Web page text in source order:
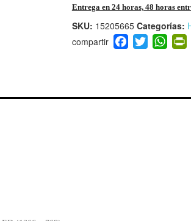
Entrega en 24 horas, 48 horas
SKU: 15205665 Categorías:
F
a
b
T
wi
W
h
A
Pr
in